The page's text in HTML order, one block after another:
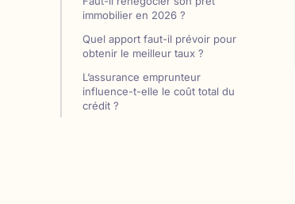
immobilier en 2026 ?
Quel apport faut-il prévoir pour
obtenir le meilleur taux ?
L’assurance emprunteur
influence-t-elle le coût total du
crédit ?